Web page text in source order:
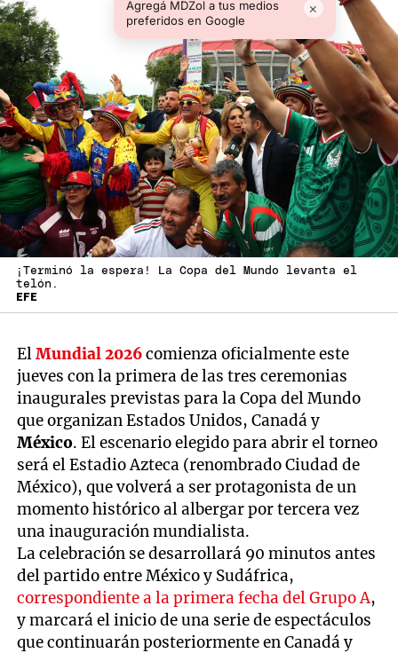
Agregá MDZol a tus medios
preferidos en Google
×
¡Terminó la espera! La Copa del Mundo levanta el
telón.
EFE
ElMundial 2026comienza oficialmente este
jueves con la primera de las tres ceremonias
inaugurales previstas para la Copa del Mundo
que organizan Estados Unidos, Canadá y
México. El escenario elegido para abrir el torneo
será el Estadio Azteca (renombrado Ciudad de
México), que volverá a ser protagonista de un
momento histórico al albergar por tercera vez
una inauguración mundialista.
La celebración se desarrollará 90 minutos antes
del partido entre México y Sudáfrica,
correspondiente a la primera fecha del Grupo A,
y marcará el inicio de una serie de espectáculos
que continuarán posteriormente en Canadá y